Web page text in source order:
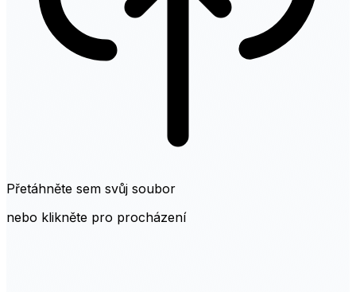
Přetáhněte sem svůj soubor
nebo klikněte pro procházení